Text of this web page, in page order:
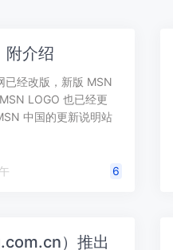
附介绍
已经改版，新版 MSN
LOGO 也已经更
中国的更新说明站
午 6
）推出